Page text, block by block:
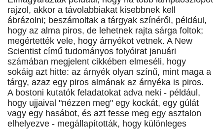
rajzol, akkor a távolabbiakat kisebbnek kell
ábrázolni; beszámoltak a tárgyak színéről, például,
hogy az alma piros, de lehetnek rajta sárga foltok;
megértették vele, hogy árnyékot vetnek. A New
Scientist című tudományos folyóirat januári
számában megjelent cikkében elmeséli, hogy
sokáig azt hitte: az árnyék olyan színű, mint maga a
tárgy, azaz egy piros almának az árnyéka is piros.
A bostoni kutatók feladatokat adva neki - például,
hogy ujjaival "nézzen meg" egy kockát, egy gúlát
vagy egy hasábot, és azt fesse meg egy asztalon
elhelyezve - megállapították, hogy különleges